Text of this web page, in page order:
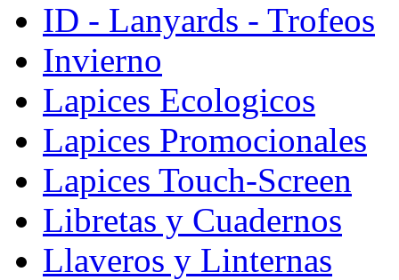
ID - Lanyards - Trofeos
Invierno
Lapices Ecologicos
Lapices Promocionales
Lapices Touch-Screen
Libretas y Cuadernos
Llaveros y Linternas